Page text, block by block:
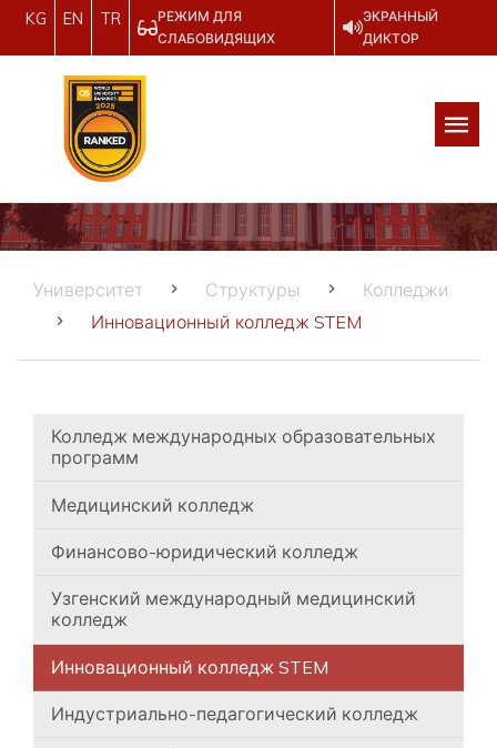
KG EN TR
РЕЖИМ ДЛЯ
СЛАБОВИДЯЩИХ
ЭКРАННЫЙ
ДИКТОР
Университет Структуры
Колледжи
Инновационный колледж STEM
Колледж международных образовательных
программ
Медицинский колледж
Финансово-юридический колледж
Узгенский международный медицинский
колледж
Инновационный колледж STEM
Индустриально-педагогический колледж